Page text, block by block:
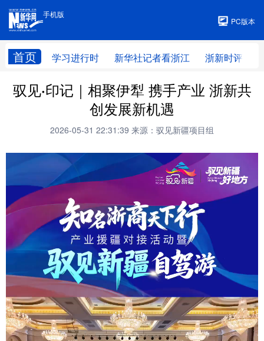
手机版
PC版本
首页 学习进行时 新华社记者看浙江 浙新时评
手机版
驭见·印记｜相聚伊犁 携手产业 浙新共
创发展新机遇
2026-05-31 22:31:39 来源：驭见新疆项目组